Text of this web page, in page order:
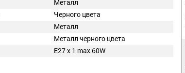
Металл
Черного цвета
Металл
Металл черного цвета
E27 x 1 max 60W